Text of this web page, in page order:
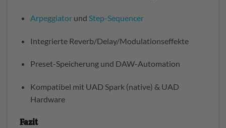
Arpeggiatorund Step-Sequencer
Integrierte Reverb/Delay/Modulationseffekte
Preset-Speicherung und DAW-Automation
Kompatibel mit UAD Spark (native) & UAD
Hardware
Fazit